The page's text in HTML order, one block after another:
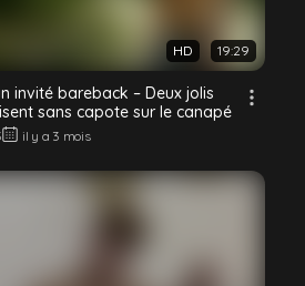
HD 19:29
invité bareback – Deux jolis
sans capote sur le canapé
il y a 3 mois